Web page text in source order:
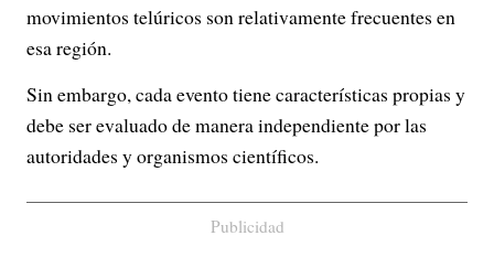
movimientos telúricos son relativamente frecuentes en
esa región.
Sin embargo, cada evento tiene características propias y
debe ser evaluado de manera independiente por las
autoridades y organismos científicos.
Publicidad